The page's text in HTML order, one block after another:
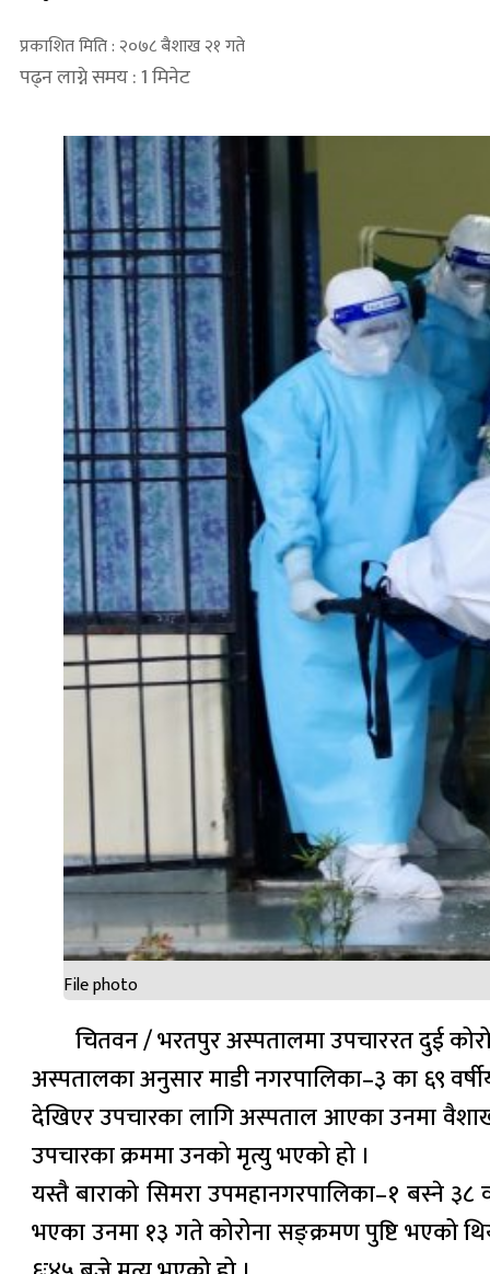
प्रकाशित मिति : २०७८ बैशाख २१ गते
पढ्न लाग्ने समय : 1 मिनेट
File photo
चितवन / भरतपुर अस्पतालमा उपचाररत दुई
अस्पतालका अनुसार माडी नगरपालिका–३ का ६९
देखिएर उपचारका लागि अस्पताल आएका उनमा
उपचारका क्रममा उनको मृत्यु भएको हो ।
यस्तै बाराको सिमरा उपमहानगरपालिका–१ बस्ने
भएका उनमा १३ गते कोरोना सङ्क्रमण पुष्टि भएको